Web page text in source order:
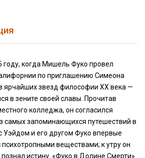
году, когда Мишель Фуко провел
по приглашению Симеона
ярчайших звезд философии XX века —
в зените своей славы. Прочитав
колледжа, он согласился
самых запоминающихся путешествий в
Уэйдом и его другом Фуко впервые
веществами; к утру он
познал истину. «Фуко в Долине Смерти»